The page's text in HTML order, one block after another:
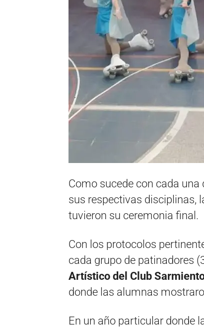
Como sucede con cada
sus respectivas disciplinas,
tuvieron su ceremonia final.
Con los protocolos
cada grupo de patinadores
Artístico del Club
donde las alumnas
En un año particular donde